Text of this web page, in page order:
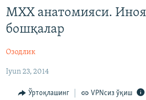
навигацияга
ўтинг
Қидиришга
OZODARXIV
На русском
ИЖТИМОИЙ ТАРМОҚЛАР
МХХ анатомияси.
бошқалар
Озодлик
Iyun 23, 2014
Ўртоқлашинг VPNсиз ўқиш